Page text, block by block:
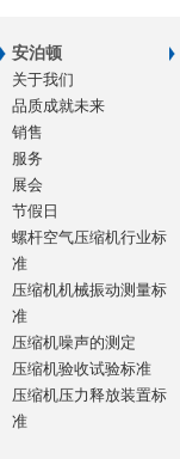
安泊顿
关于我们
品质成就未来
销售
服务
展会
节假日
螺杆空气压缩机行业标
准
压缩机机械振动测量标
准
压缩机噪声的测定
压缩机验收试验标准
压缩机压力释放装置标
准